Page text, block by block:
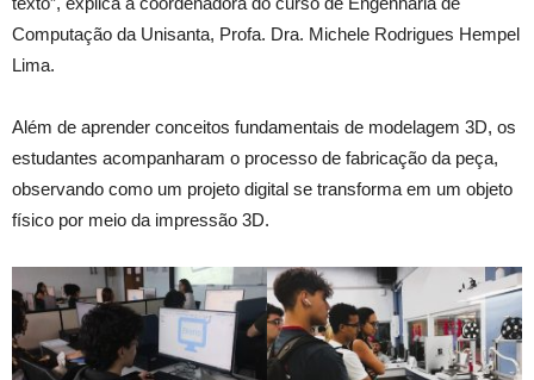
Computação da Unisanta, Profa. Dra. Michele Rodrigues Hempel
Lima.
Além de aprender conceitos fundamentais de modelagem 3D, os
estudantes acompanharam o processo de fabricação da peça,
observando como um projeto digital se transforma em um objeto
físico por meio da impressão 3D.